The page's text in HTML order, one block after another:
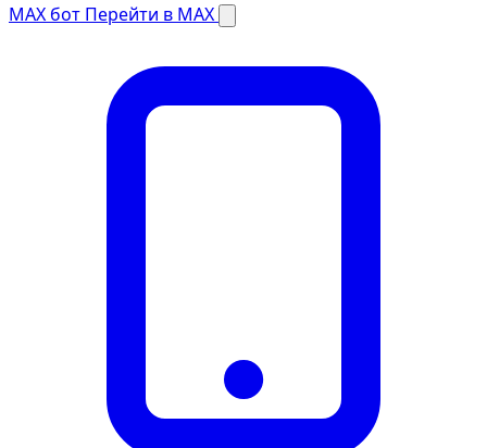
MAX бот Перейти в MAX